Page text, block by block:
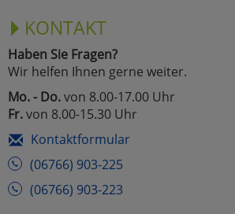
KONTAKT
Haben Sie Fragen?
Wir helfen Ihnen gerne weiter.
Mo. - Do.von 8.00-17.00 Uhr
Fr.von 8.00-15.30 Uhr
Kontaktformular
(06766) 903-225
(06766) 903-223